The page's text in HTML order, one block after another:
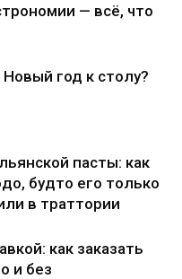
— всё, что
Новый год к столу?
пасты: как
будто его только
в траттории
как заказать
и без